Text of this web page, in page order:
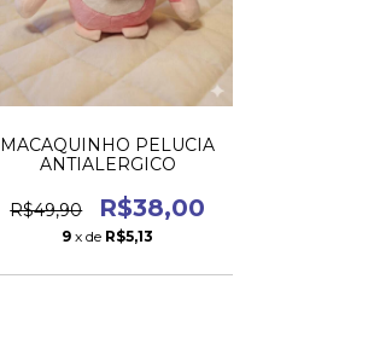
MACAQUINHO PELUCIA
ANTIALERGICO
R$49,90 R$38,00
9 x de R$5,13